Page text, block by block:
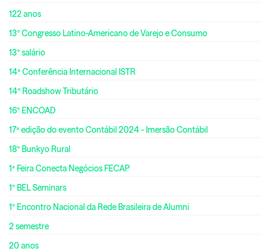
122 anos
13º Congresso Latino-Americano de Varejo e Consumo
13º salário
14ª Conferência Internacional ISTR
14º Roadshow Tributário
16º ENCOAD
17ª edição do evento Contábil 2024 - Imersão Contábil
18º Bunkyo Rural
1ª Feira Conecta Negócios FECAP
1º BEL Seminars
1º Encontro Nacional da Rede Brasileira de Alumni
2 semestre
20 anos